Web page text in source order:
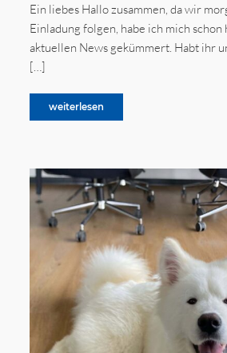
Ein liebes Hallo zusammen, da wir
Einladung folgen, habe ich mich schon
aktuellen News gekümmert. Habt ihr
[…]
weiterlesen